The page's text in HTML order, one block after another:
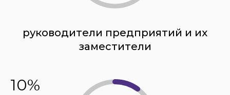
руководители предприятий и их
заместители
10%